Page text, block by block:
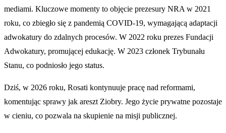
mediami. Kluczowe momenty to objęcie prezesury NRA w 2021
roku, co zbiegło się z pandemią COVID-19, wymagającą adaptacji
adwokatury do zdalnych procesów. W 2022 roku prezes Fundacji
Adwokatury, promującej edukację. W 2023 członek Trybunału
Stanu, co podniosło jego status.
Dziś, w 2026 roku, Rosati kontynuuje pracę nad reformami,
komentując sprawy jak areszt Ziobry. Jego życie prywatne pozostaje
w cieniu, co pozwala na skupienie na misji publicznej.